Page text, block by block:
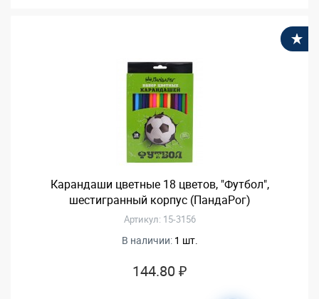
Карандаши цветные 18 цветов, "Футбол",
шестигранный корпус (ПандаРог)
Артикул: 15-3156
В наличии: 1 шт.
144.80 ₽